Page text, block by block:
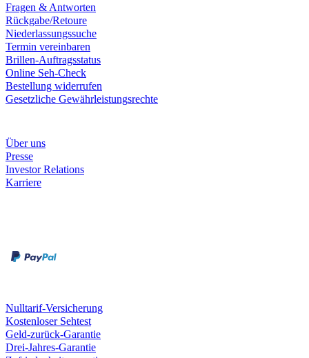
Fragen & Antworten
Rückgabe/Retoure
Niederlassungssuche
Termin vereinbaren
Brillen-Auftragsstatus
Online Seh-Check
Bestellung widerrufen
Gesetzliche Gewährleistungsrechte
Über uns
Presse
Investor Relations
Karriere
Nulltarif-Versicherung
Kostenloser Sehtest
Geld-zurück-Garantie
Drei-Jahres-Garantie